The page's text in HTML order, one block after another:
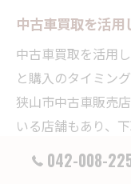
中古車買取を活用
中古車買取を活用
と購入のタイミン
狭山市中古車販売
いる店舗もあり、
な乗り換えを実現で
042-008-